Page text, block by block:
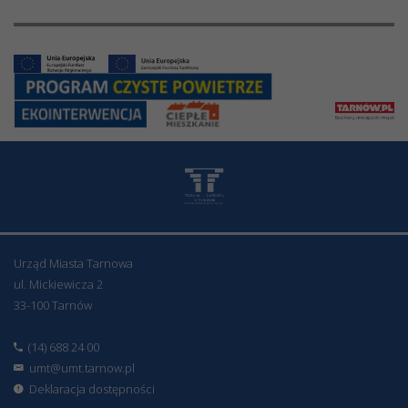
Urząd Miasta Tarnowa
ul. Mickiewicza 2
33-100 Tarnów
(14) 688 24 00
umt@umt.tarnow.pl
Deklaracja dostępności